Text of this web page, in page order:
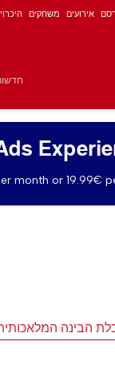
אירועים משחקים
month or 19.99€